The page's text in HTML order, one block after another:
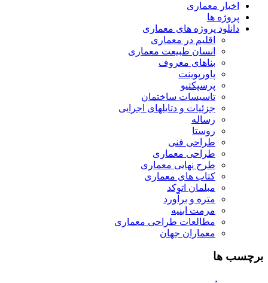
اخبار معماری
پروژه ها
دانلود پروژه های معماری
اقلیم در معماری
انسان طبیعت معماری
بناهای معروف
پاورپوینت
پرسپکتیو
تاسیسات ساختمان
جزئیات و دتایلهای اجرایی
رساله
روستا
طراحی فنی
طراحی معماری
طرح نهایی معماری
کتاب های معماری
مبلمان اتوکد
متره و برآورد
مرمت ابنیه
مطالعات طراحی معماری
معماران جهان
برچسب ها